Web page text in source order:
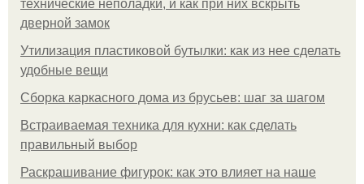
технические неполадки, и как при них вскрыть
дверной замок
Утилизация пластиковой бутылки: как из нее сделать
удобные вещи
Сборка каркасного дома из брусьев: шаг за шагом
Встраиваемая техника для кухни: как сделать
правильный выбор
Раскрашивание фигурок: как это влияет на наше